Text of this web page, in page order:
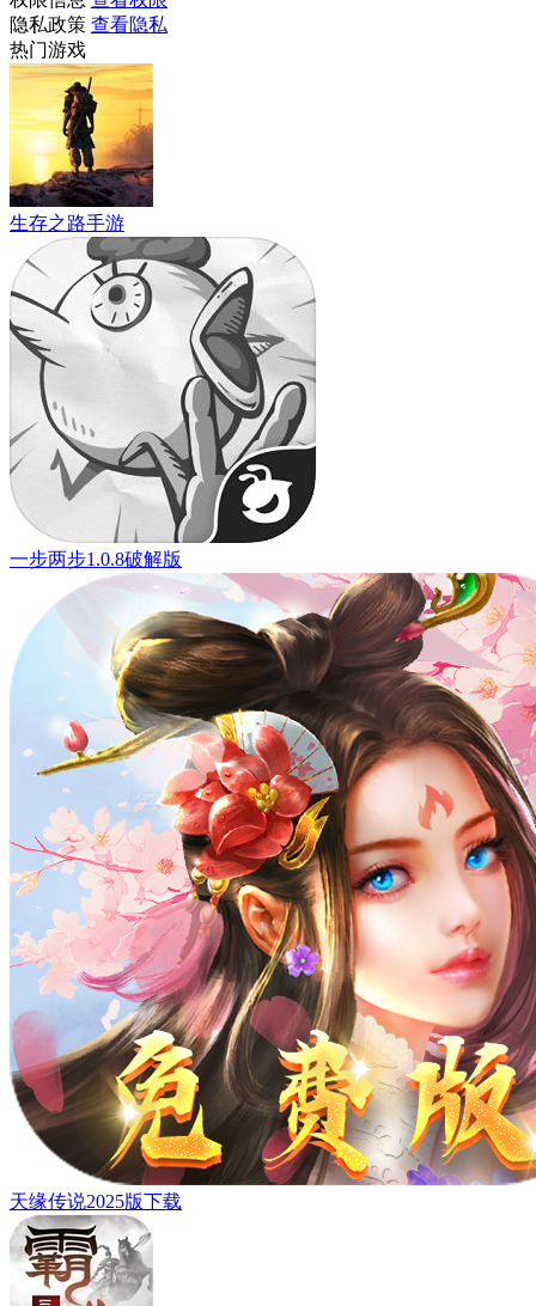
隐私政策 查看隐私
热门游戏
生存之路手游
一步两步1.0.8破解版
天缘传说2025版下载